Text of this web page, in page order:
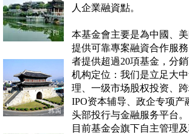
人企業融資點。
本基金會主要是為中國、
提供可靠專案融資合作服
者提供超過20項基金，分
机构定位：我们是立足大
理、一级市场股权投资、
IPO资本辅导、政企专项
头部投行与金融服务平台。
目前基金会旗下自主管理